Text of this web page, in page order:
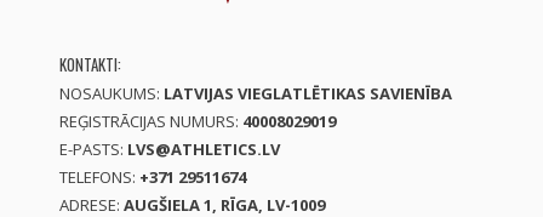
KONTAKTI:
NOSAUKUMS: LATVIJAS VIEGLATLĒTIKAS SAVIENĪBA
REĢISTRĀCIJAS NUMURS: 40008029019
E-PASTS: LVS@ATHLETICS.LV
TELEFONS: +371 29511674
ADRESE: AUGŠIELA 1, RĪGA, LV-1009